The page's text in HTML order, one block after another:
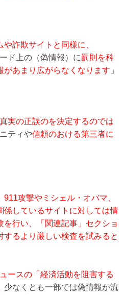
詐欺サイトと同様に、
ド上の（偽情報）に罰則を科
があまり広がらなくなります 」
実の正誤のを決定するのでは
ティや信頼のおける第三者に
攻撃やミシェル・オバマ、
係しているサイトに対しては情
行い、「関連記事」セクショ
するより厳しい検査を試みると
ースの「経済活動を阻害する
少なくとも一部では偽情報が流